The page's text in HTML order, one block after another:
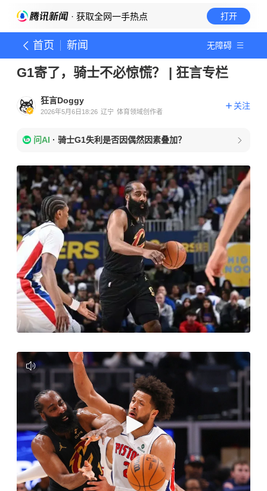
· 获取全网一手热点 打开
首页 新闻 无障碍
G1寄了，骑士不必惊慌？ | 狂言专栏
狂言Doggy
2026年5月6日18:26 辽宁 体育领域创作者
关注
问AI · 骑士G1失利是否因偶然因素叠加？